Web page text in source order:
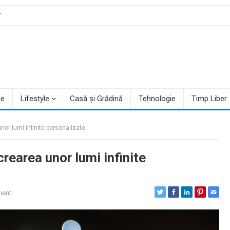
Lifestyle Casă și Grădină Tehnologie Timp Liber
lumi infinite personalizate
unor lumi infinite